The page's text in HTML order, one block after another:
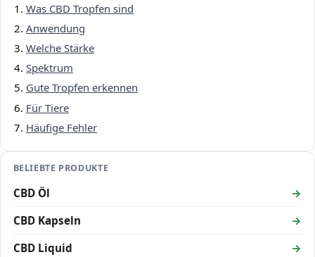
Was CBD Tropfen sind
Anwendung
Welche Stärke
Spektrum
Gute Tropfen erkennen
Für Tiere
Häufige Fehler
BELIEBTE PRODUKTE
CBD Öl
CBD Kapseln
CBD Liquid